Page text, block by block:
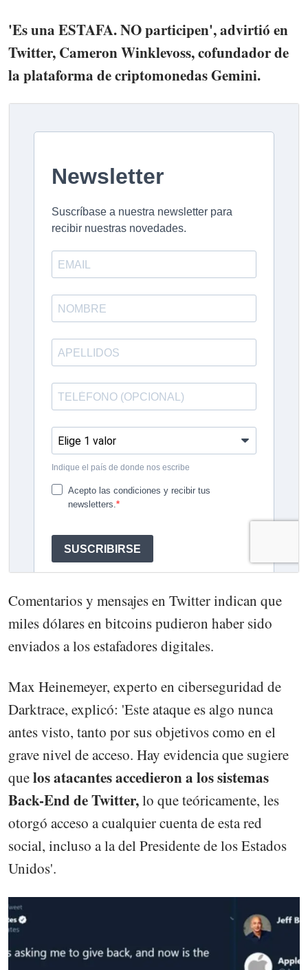
'Es una ESTAFA. NO participen', advirtió en
Twitter, Cameron Winklevoss, cofundador de
la plataforma de criptomonedas Gemini.
Comentarios y mensajes en Twitter indican que
miles dólares en bitcoins pudieron haber sido
enviados a los estafadores digitales.
Max Heinemeyer, experto en ciberseguridad de
Darktrace, explicó: 'Este ataque es algo nunca
antes visto, tanto por sus objetivos como en el
grave nivel de acceso. Hay evidencia que sugiere
quelos atacantes accedieron a los sistemas
Back-End de Twitter,lo que teóricamente, les
otorgó acceso a cualquier cuenta de esta red
social, incluso a la del Presidente de los Estados
Unidos'.